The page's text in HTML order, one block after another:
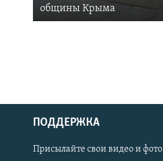
Українською
общины Крыма
ПОДДЕРЖКА
Присылайте свои видео и фото